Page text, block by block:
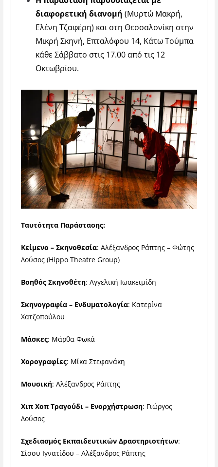
διαφορετική διανομή (Μυρτώ Μακρή,
Ελένη Τζαφέρη) και στη Θεσσαλονίκη στην
Μικρή Σκηνή, Επταλόφου 14, Κάτω Τούμπα
κάθε Σάββατο στις 17.00 από τις 12
Οκτωβρίου.
Ταυτότητα Παράστασης:
Κείμενο – Σκηνοθεσία: Αλέξανδρος Ράπτης – Φώτης
Δούσος (Hippo Theatre Group)
Βοηθός Σκηνοθέτη: Αγγελική Ιωακειμίδη
Σκηνογραφία– Ενδυματολογία: Κατερίνα
Χατζοπούλου
Μάσκες: Μάρθα Φωκά
Χορογραφίες: Μίκα Στεφανάκη
Μουσική: Αλέξανδρος Ράπτης
Χιπ Χοπ Τραγούδι – Ενορχήστρωση: Γιώργος
Δούσος
Σχεδιασμός Εκπαιδευτικών Δραστηριοτήτων:
Σίσσυ Ιγνατίδου – Αλέξανδρος Ράπτης